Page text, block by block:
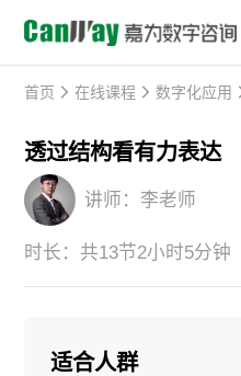
首页 在线课程 数字化应用
透过结构看有力表达
讲师：李老师
时长：共13节2小时5分钟
适合人群